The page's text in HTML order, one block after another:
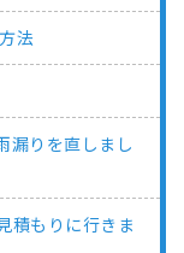
法
りを直しまし
もりに行きま